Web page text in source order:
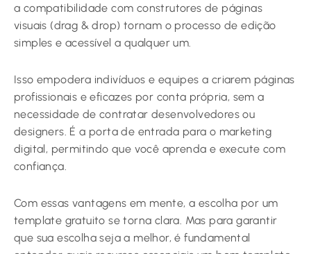
a compatibilidade com construtores de páginas
visuais (drag & drop) tornam o processo de edição
simples e acessível a qualquer um.
Isso empodera indivíduos e equipes a criarem páginas
profissionais e eficazes por conta própria, sem a
necessidade de contratar desenvolvedores ou
designers. É a porta de entrada para o marketing
digital, permitindo que você aprenda e execute com
confiança.
Com essas vantagens em mente, a escolha por um
template gratuito se torna clara. Mas para garantir
que sua escolha seja a melhor, é fundamental